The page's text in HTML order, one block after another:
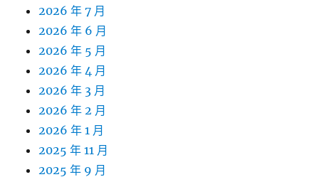
2026 年 7 月
2026 年 6 月
2026 年 5 月
2026 年 4 月
2026 年 3 月
2026 年 2 月
2026 年 1 月
2025 年 11 月
2025 年 9 月